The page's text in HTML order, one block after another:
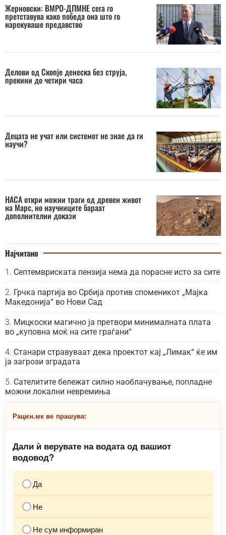
Жерновски: ВМРО-ДПМНЕ сега го
претставува како победа она што го
нарекуваше предавство
Делови од Скопје денеска без струја,
прекини до четири часа
Децата не учат или системот не знае да ги
научи?
НАСА откри можни траги од древен живот
на Марс, но научниците бараат
дополнителни докази
Најчитано
Септемвриската пензија нема да порасне исто за сите
Грчка партија во Србија против споменикот „Мајка
Македонија“ во Нови Сад
Мицкоски магично ја претвори минималната плата
во „куповна моќ на сите граѓани“
Станари стравуваат дека проектот кај „Лимак“ ќе им
ја загрози зградата
Сателитите бележат силно наоблачување, попладне
можни локални невремиња
Рацин.мк ве прашува:
Дали ѝ верувате на водата од вашиот
водовод?
Да
Не
Не сум информиран